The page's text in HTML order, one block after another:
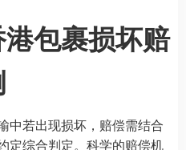
包裹损坏赔
中若出现损坏，赔偿需结合
定综合判定。科学的赔偿机